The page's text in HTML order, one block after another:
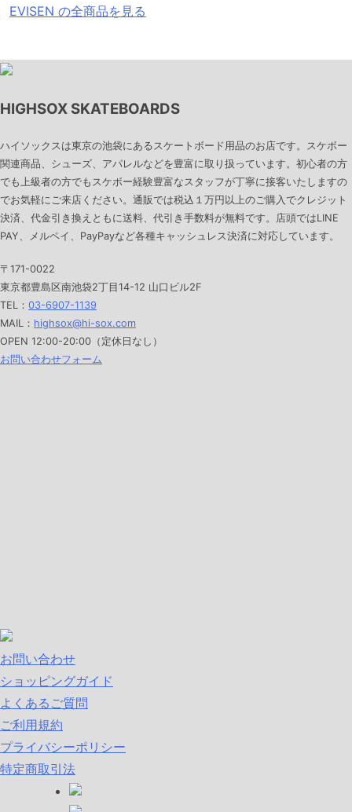
EVISEN の全商品を見る
HIGHSOX SKATEBOARDS
ハイソックスは東京の池袋にあるスケートボード用品のお店です。スケボー
関連商品、シューズ、アパレルなどを豊富に取り扱っています。初心者の方
でも上級者の方でもスケボー経験豊富なスタッフが丁寧に接客いたしますの
でお気軽にご来店ください。通販では税込１万円以上のご購入でクレジット
決済、代金引き換えともに送料、代引き手数料が無料です。店頭ではLINE
PAY、メルペイ、PayPayなど各種キャッシュレス決済に対応しています。
〒171-0022
東京都豊島区南池袋2丁目14-12 山口ビル2F
TEL： 03-6907-1139
MAIL： highsox@hi-sox.com
OPEN 12:00-20:00（定休日なし）
お問い合わせフォーム
お問い合わせ
ショッピングガイド
よくあるご質問
ご利用規約
プライバシーポリシー
特定商取引法